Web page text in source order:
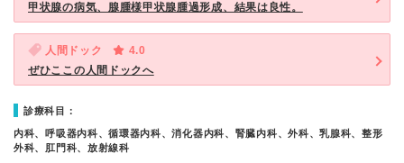
甲状腺の病気、腺腫様甲状腺腫過形成、結果は良性。
人間ドック
4.0
ぜひここの人間ドックへ
診療科目：
内科、呼吸器内科、循環器内科、消化器内科、腎臓内科、外科、乳腺科、整形
外科、肛門科、放射線科